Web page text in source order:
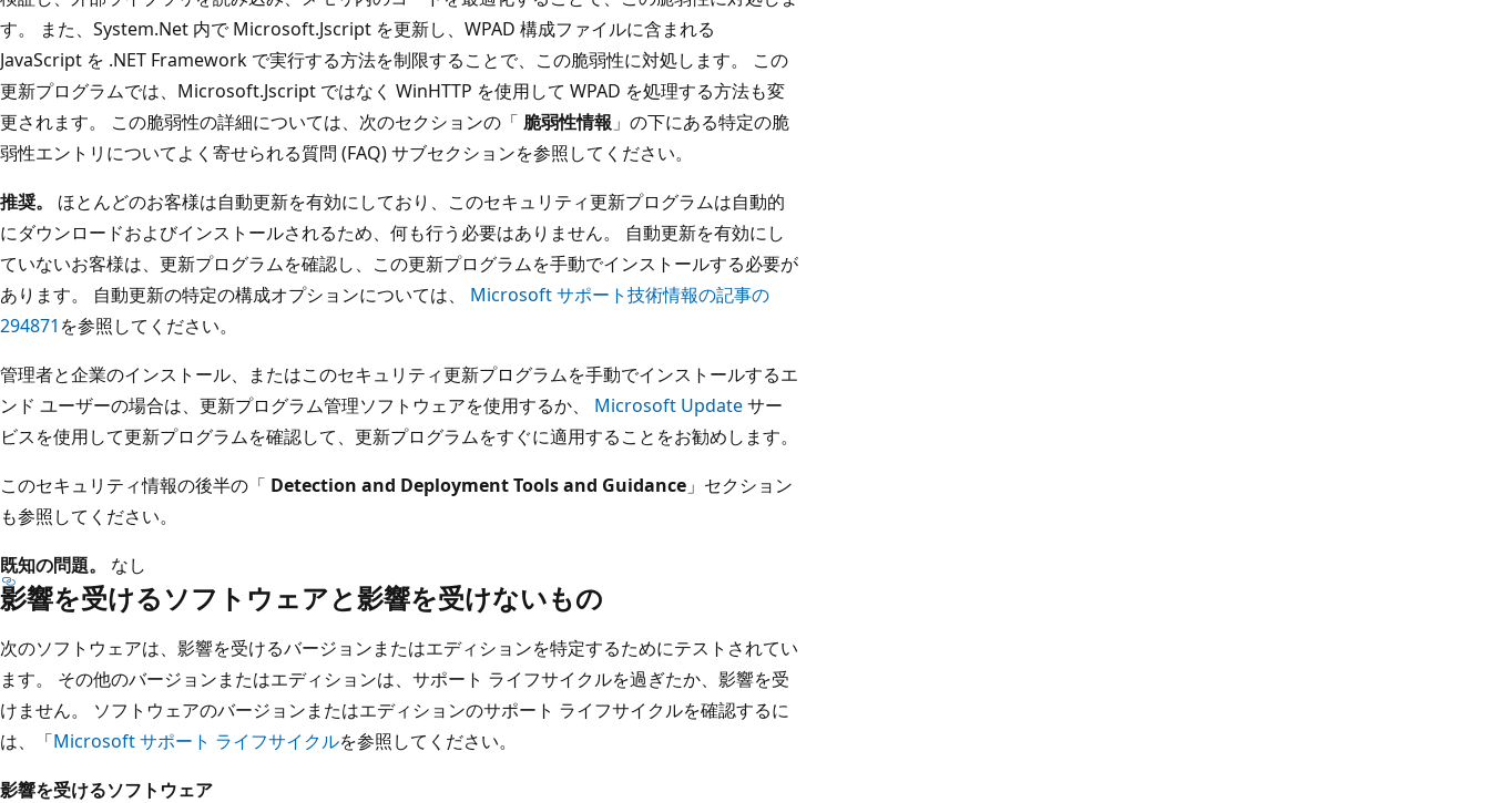
す。 また、System.Net 内で Microsoft.Jscript を更新し、WPAD 構成ファイルに含まれる
JavaScript を .NET Framework で実行する方法を制限することで、この脆弱性に対処します。 この
更新プログラムでは、Microsoft.Jscript ではなく WinHTTP を使用して WPAD を処理する方法も変
更されます。 この脆弱性の詳細については、次のセクションの「 脆弱性情報 」の下にある特定の脆
弱性エントリについてよく寄せられる質問 (FAQ) サブセクションを参照してください。
推奨。
ほとんどのお客様は自動更新を有効にしており、このセキュリティ更新プログラムは自動的
にダウンロードおよびインストールされるため、何も行う必要はありません。 自動更新を有効にし
ていないお客様は、更新プログラムを確認し、この更新プログラムを手動でインストールする必要が
あります。 自動更新の特定の構成オプションについては、 Microsoft サポート技術情報の記事の
294871 を参照してください。
管理者と企業のインストール、またはこのセキュリティ更新プログラムを手動でインストールするエ
ンド ユーザーの場合は、更新プログラム管理ソフトウェアを使用するか、 Microsoft Updateサー
ビスを使用して更新プログラムを確認して、更新プログラムをすぐに適用することをお勧めします。
このセキュリティ情報の後半の「 Detection and Deployment Tools and Guidance 」セクション
も参照してください。
既知の問題。
なし
影響を受けるソフトウェアと影響を受けないもの
次のソフトウェアは、影響を受けるバージョンまたはエディションを特定するためにテストされてい
ます。 その他のバージョンまたはエディションは、サポート ライフサイクルを過ぎたか、影響を受
けません。 ソフトウェアのバージョンまたはエディションのサポート ライフサイクルを確認するに
は、「Microsoft サポート ライフサイクルを参照してください。
影響を受けるソフトウェア